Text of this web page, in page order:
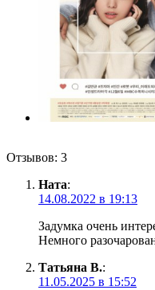
Отзывов: 3
Ната:
14.08.2022 в 19:13
Задумка очень
Немного
Татьяна В.:
11.05.2025 в 15:52